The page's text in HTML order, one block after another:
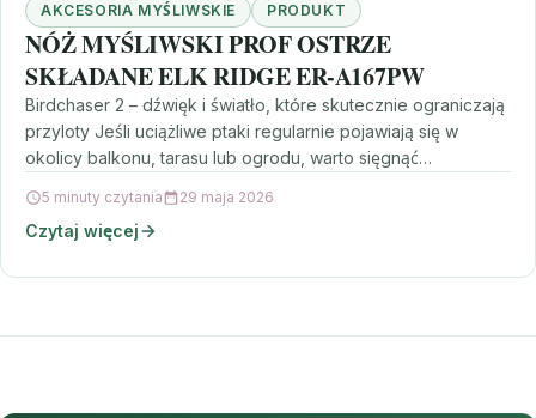
AKCESORIA MYŚLIWSKIE PRODUKT
NÓŻ MYŚLIWSKI PROF OSTRZE
SKŁADANE ELK RIDGE ER-A167PW
Birdchaser 2 – dźwięk i światło, które skutecznie ograniczają
przyloty Jeśli uciążliwe ptaki regularnie pojawiają się w
okolicy balkonu, tarasu lub ogrodu, warto sięgnąć…
5 minuty czytania 29 maja 2026
Czytaj więcej